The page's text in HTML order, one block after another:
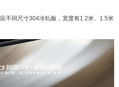
不同尺寸304冷轧板，宽度有1.2米、1.5米